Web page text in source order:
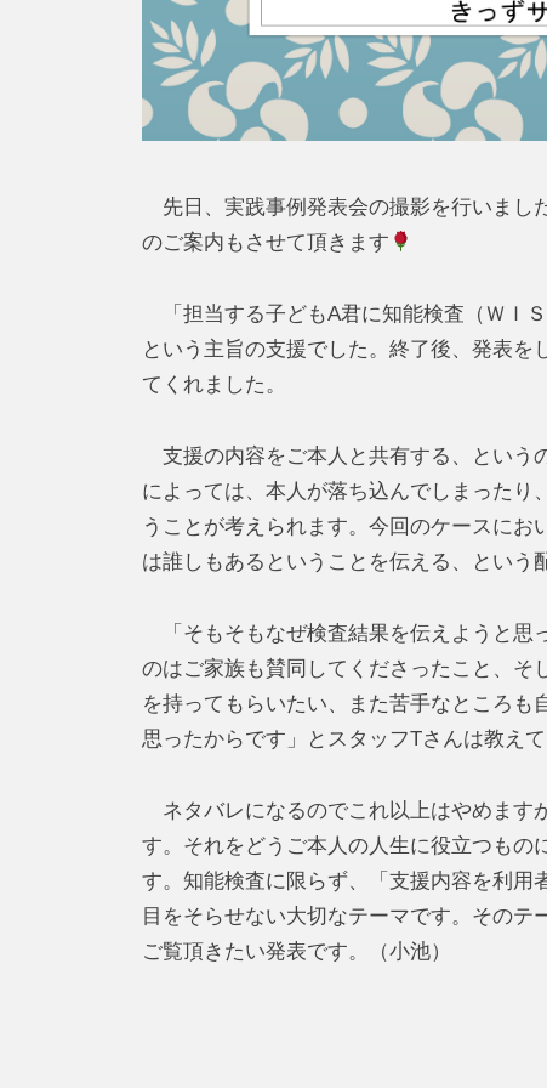
先日、実践事例発表会の撮影を行いまし
のご案内もさせて頂きます
「担当する子どもA君に知能検査（ＷＩ
という主旨の支援でした。終了後、発表
てくれました。
支援の内容をご本人と共有する、という
によっては、本人が落ち込んでしまった
うことが考えられます。今回のケースに
は誰しもあるということを伝える、という
「そもそもなぜ検査結果を伝えようと思
のはご家族も賛同してくださったこと、そ
を持ってもらいたい、また苦手なところも
思ったからです」とスタッフTさんは教えて
ネタバレになるのでこれ以上はやめます
す。それをどうご本人の人生に役立つもの
す。知能検査に限らず、「支援内容を利用
目をそらせない大切なテーマです。その
ご覧頂きたい発表です。（小池）